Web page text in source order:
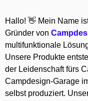
Hallo! 👋 Mein Name
Gründer von
multifunktionale
Unsere Produkte
der Leidenschaft fürs
Campdesign-Garage
selbst produziert.